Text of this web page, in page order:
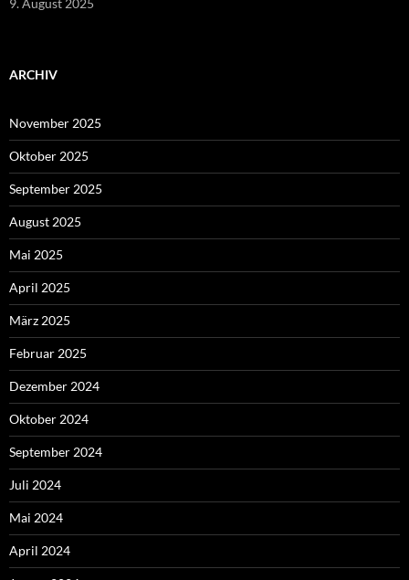
ARCHIV
November 2025
Oktober 2025
September 2025
August 2025
Mai 2025
April 2025
März 2025
Februar 2025
Dezember 2024
Oktober 2024
September 2024
Juli 2024
Mai 2024
April 2024